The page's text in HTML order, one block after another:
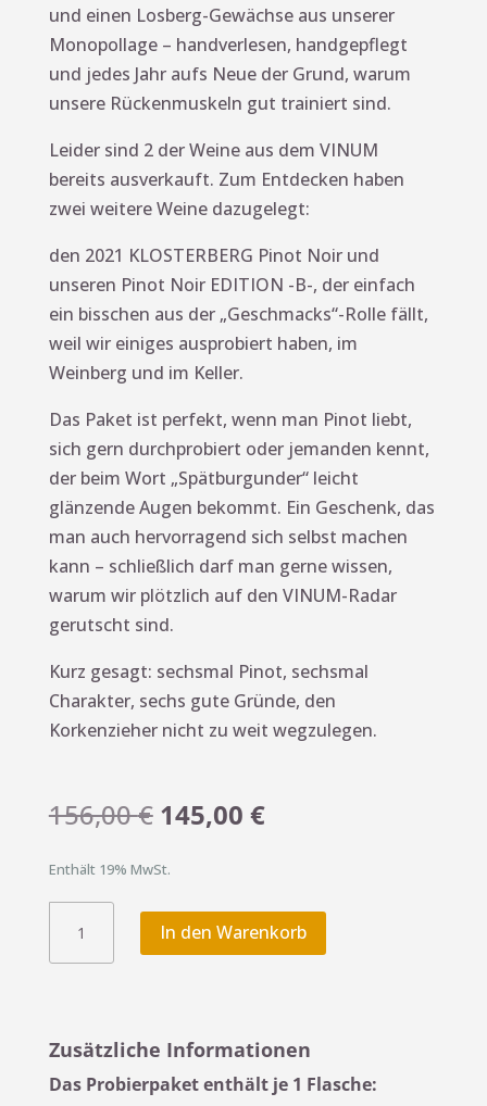
und einen Losberg-Gewächse aus unserer
Monopollage – handverlesen, handgepflegt
und jedes Jahr aufs Neue der Grund, warum
unsere Rückenmuskeln gut trainiert sind.
Leider sind 2 der Weine aus dem VINUM
bereits ausverkauft. Zum Entdecken haben
zwei weitere Weine dazugelegt:
den 2021 KLOSTERBERG Pinot Noir und
unseren Pinot Noir EDITION -B-, der einfach
ein bisschen aus der „Geschmacks“-Rolle fällt,
weil wir einiges ausprobiert haben, im
Weinberg und im Keller.
Das Paket ist perfekt, wenn man Pinot liebt,
sich gern durchprobiert oder jemanden kennt,
der beim Wort „Spätburgunder“ leicht
glänzende Augen bekommt. Ein Geschenk, das
man auch hervorragend sich selbst machen
kann – schließlich darf man gerne wissen,
warum wir plötzlich auf den VINUM-Radar
gerutscht sind.
Kurz gesagt: sechsmal Pinot, sechsmal
Charakter, sechs gute Gründe, den
Korkenzieher nicht zu weit wegzulegen.
156,00€ Ursprünglicher
war:
145,00 €Aktueller
Enthält 19% MwSt.
ENTDECKERPAKET
Pinot
In den Warenkorb
A
a
Zusätzliche Informationen
Das Probierpaket enthält je 1 Flasche: